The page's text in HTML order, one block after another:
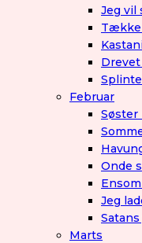
Jeg vil
Februar
Søster
Onde
Jeg
Marts